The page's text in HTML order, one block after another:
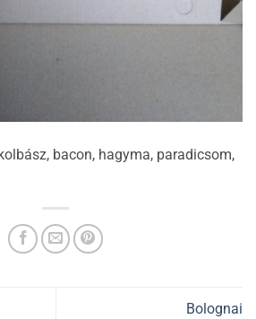
bacon, hagyma, paradicsom,
Bolognai